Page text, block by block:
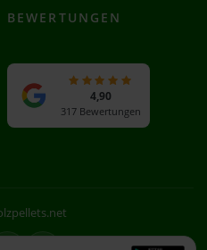
BEWERTUNGEN
4,90
317 Bewertungen